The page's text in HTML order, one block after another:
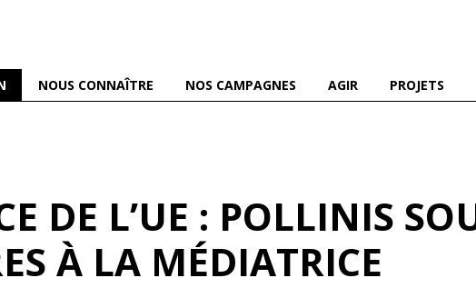
NOUS CONNAÎTRE NOS CAMPAGNES AGIR PROJETS
DE L’UE : POLLINIS
À LA MÉDIATRICE